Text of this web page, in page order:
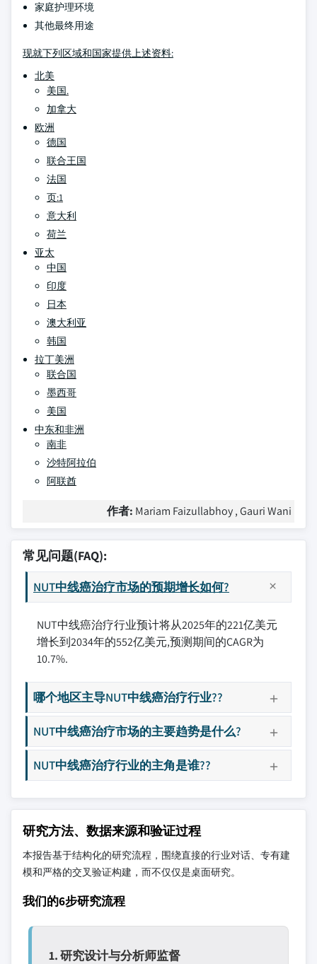
家庭护理环境
其他最终用途
现就下列区域和国家提供上述资料:
北美
美国.
加拿大
欧洲
德国
联合王国
法国
页:1
意大利
荷兰
亚太
中国
印度
日本
澳大利亚
韩国
拉丁美洲
联合国
墨西哥
美国
中东和非洲
南非
沙特阿拉伯
阿联酋
作者: Mariam Faizullabhoy , Gauri Wani
常见问题(FAQ):
NUT中线癌治疗市场的预期增长如何?
NUT中线癌治疗行业预计将从2025年的221亿美元
增长到2034年的552亿美元,预测期间的CAGR为
10.7%.
哪个地区主导NUT中线癌治疗行业??
NUT中线癌治疗市场的主要趋势是什么?
NUT中线癌治疗行业的主角是谁??
研究方法、数据来源和验证过程
本报告基于结构化的研究流程，围绕直接的行业对话、专有建
模和严格的交叉验证构建，而不仅仅是桌面研究。
我们的6步研究流程
1. 研究设计与分析师监督